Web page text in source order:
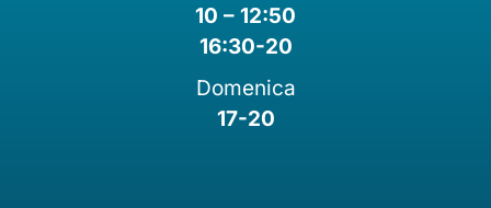
10 – 12:50
16:30-20
Domenica
17-20